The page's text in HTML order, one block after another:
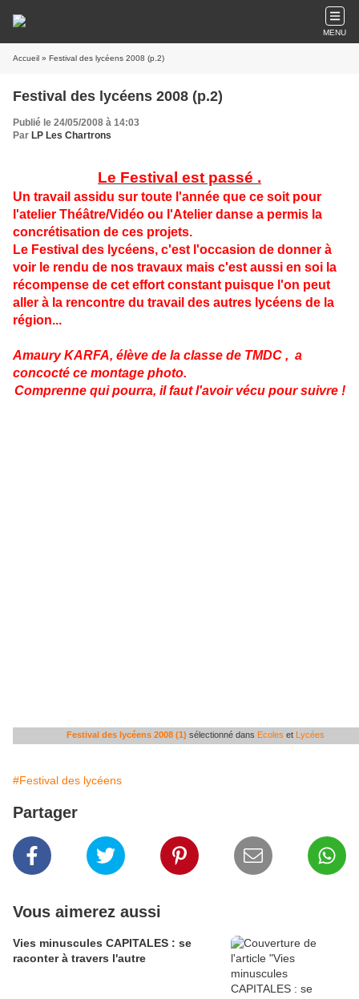
MENU
Accueil » Festival des lycéens 2008 (p.2)
Festival des lycéens 2008 (p.2)
Publié le 24/05/2008 à 14:03
Par LP Les Chartrons
Le Festival est passé .
Un travail assidu sur toute l'année que ce soit pour
l'atelier Théâtre/Vidéo ou l'Atelier danse a permis la
concrétisation de ces projets.
Le Festival des lycéens, c'est l'occasion de donner à
voir le rendu de nos travaux mais c'est aussi en soi la
récompense de cet effort constant puisque l'on peut
aller à la rencontre du travail des autres lycéens de la
région...
Amaury KARFA, élève de la classe de TMDC , a
concocté ce montage photo.
Comprenne qui pourra, il faut l'avoir vécu pour suivre !
Festival des lycéens 2008 (1) sélectionné dans Ecoles et Lycées
#Festival des lycéens
Partager
Vous aimerez aussi
Vies minuscules CAPITALES : se
raconter à travers l'autre